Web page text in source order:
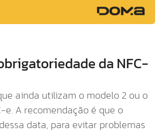
da NFC-
ainda utilizam o modelo 2 ou o
e. A recomendação é que o
data, para evitar problemas